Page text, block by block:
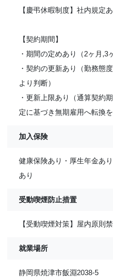
【慶弔休暇制度】社内規定
【契約期間】
・期間の定めあり（2ヶ月,3
・契約の更新あり（勤務態
より判断）
・更新上限あり（通算契約
定に基づき無期雇用へ転換を
加入保険
健康保険あり・厚生年金あ
あり
受動喫煙防止措置
【受動喫煙対策】屋内原則
就業場所
静岡県焼津市飯淵2038-5